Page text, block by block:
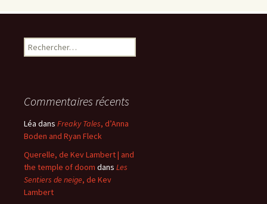
Rechercher :
Commentaires récents
Léa dans Freaky Tales, d’Anna
Boden and Ryan Fleck
Querelle, de Kev Lambert | and
the temple of doom dans Les
Sentiers de neige, de Kev
Lambert